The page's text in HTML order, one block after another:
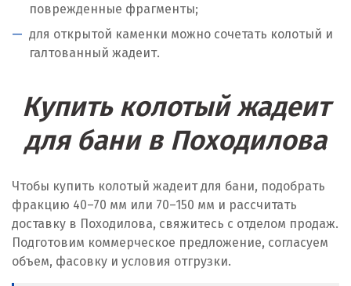
поврежденные фрагменты;
для открытой каменки можно сочетать колотый и
галтованный жадеит.
Купить колотый жадеит
для бани в Походилова
Чтобы купить колотый жадеит для бани, подобрать
фракцию 40–70 мм или 70–150 мм и рассчитать
доставку в Походилова, свяжитесь с отделом продаж.
Подготовим коммерческое предложение, согласуем
объем, фасовку и условия отгрузки.